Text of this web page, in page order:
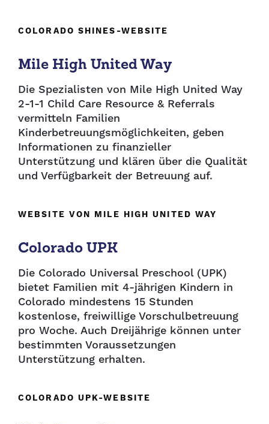
COLORADO SHINES-WEBSITE
Mile High United Way
Die Spezialisten von Mile High United Way
2-1-1 Child Care Resource & Referrals
vermitteln Familien
Kinderbetreuungsmöglichkeiten, geben
Informationen zu finanzieller
Unterstützung und klären über die Qualität
und Verfügbarkeit der Betreuung auf.
WEBSITE VON MILE HIGH UNITED WAY
Colorado UPK
Die Colorado Universal Preschool (UPK)
bietet Familien mit 4-jährigen Kindern in
Colorado mindestens 15 Stunden
kostenlose, freiwillige Vorschulbetreuung
pro Woche. Auch Dreijährige können unter
bestimmten Voraussetzungen
Unterstützung erhalten.
COLORADO UPK-WEBSITE